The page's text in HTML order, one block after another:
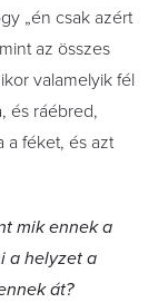
„én csak azért
az összes
valamelyik fél
és ráébred,
a féket, és azt
mik ennek a
a helyzet a
át?